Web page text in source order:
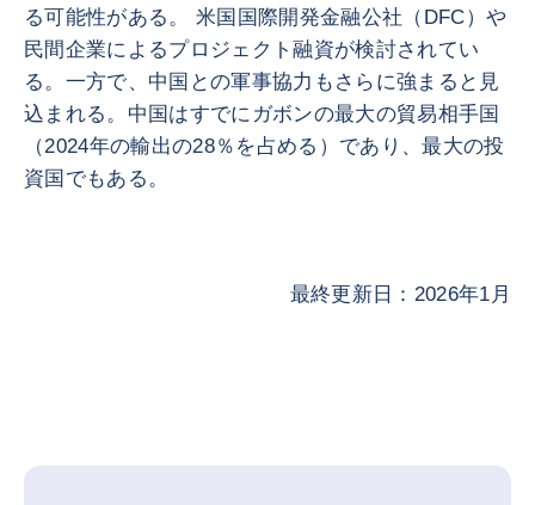
る可能性がある。 米国国際開発金融公社（DFC）や
民間企業によるプロジェクト融資が検討されてい
る。一方で、中国との軍事協力もさらに強まると見
込まれる。中国はすでにガボンの最大の貿易相手国
（2024年の輸出の28％を占める）であり、最大の投
資国でもある。
最終更新日：2026年1月